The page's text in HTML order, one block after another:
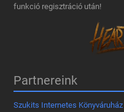
funkció regisztráció után!
Partnereink
Szukits Internetes Könyváruház